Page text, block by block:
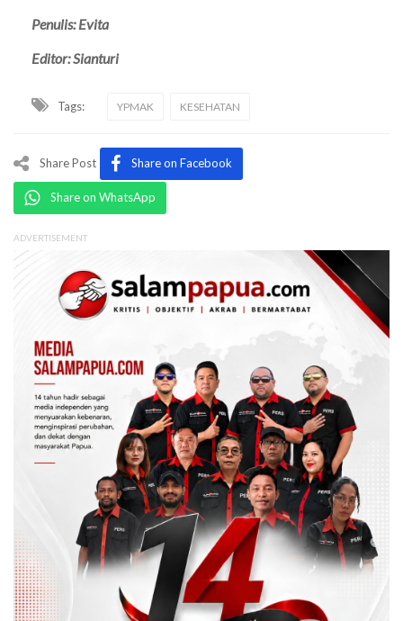
Penulis: Evita
Editor: Sianturi
Tags: YPMAK KESEHATAN
Share Post Share on Facebook
Share on WhatsApp
ADVERTISEMENT